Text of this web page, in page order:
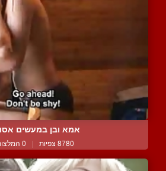
אמא ובן במעשים
8780 צפיות | 0 המלצות